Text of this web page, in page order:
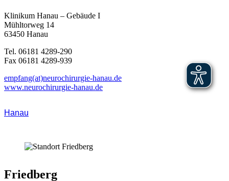
Klinikum Hanau – Gebäude I
Mühltorweg 14
63450 Hanau
Tel. 06181 4289-290
Fax 06181 4289-939
empfang(at)neurochirurgie-hanau.de
www.neurochirurgie-hanau.de
Hanau
Friedberg